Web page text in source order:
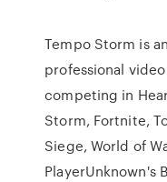
Tempo Storm is
professional
competing in
Storm, Fortnite,
Siege, World of
PlayerUnknown's